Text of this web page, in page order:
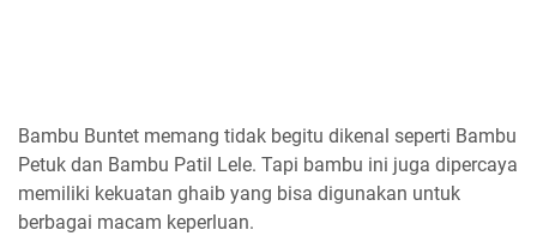
Bambu Buntet memang tidak begitu dikenal seperti Bambu
Petuk dan Bambu Patil Lele. Tapi bambu ini juga dipercaya
memiliki kekuatan ghaib yang bisa digunakan untuk
berbagai macam keperluan.